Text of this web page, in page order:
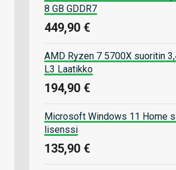
8 GB GDDR7
449,90 €
AMD Ryzen 7 5700X suoritin
L3 Laatikko
194,90 €
Microsoft Windows 11 Home
lisenssi
135,90 €